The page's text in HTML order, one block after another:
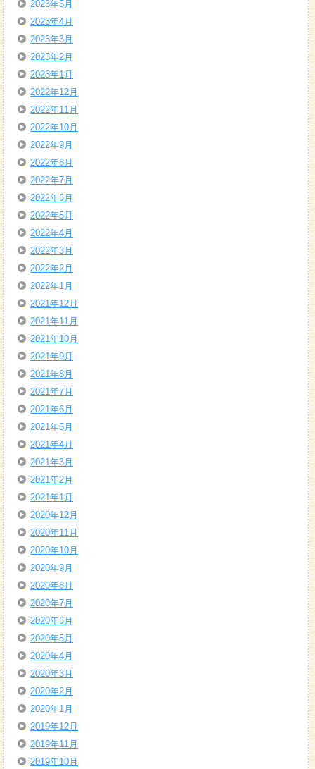
2023年5月
2023年4月
2023年3月
2023年2月
2023年1月
2022年12月
2022年11月
2022年10月
2022年9月
2022年8月
2022年7月
2022年6月
2022年5月
2022年4月
2022年3月
2022年2月
2022年1月
2021年12月
2021年11月
2021年10月
2021年9月
2021年8月
2021年7月
2021年6月
2021年5月
2021年4月
2021年3月
2021年2月
2021年1月
2020年12月
2020年11月
2020年10月
2020年9月
2020年8月
2020年7月
2020年6月
2020年5月
2020年4月
2020年3月
2020年2月
2020年1月
2019年12月
2019年11月
2019年10月